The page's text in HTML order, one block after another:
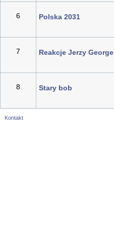
6 Polska 2031
7 Reakcje Jerzy George
8 Stary bob
Kontakt